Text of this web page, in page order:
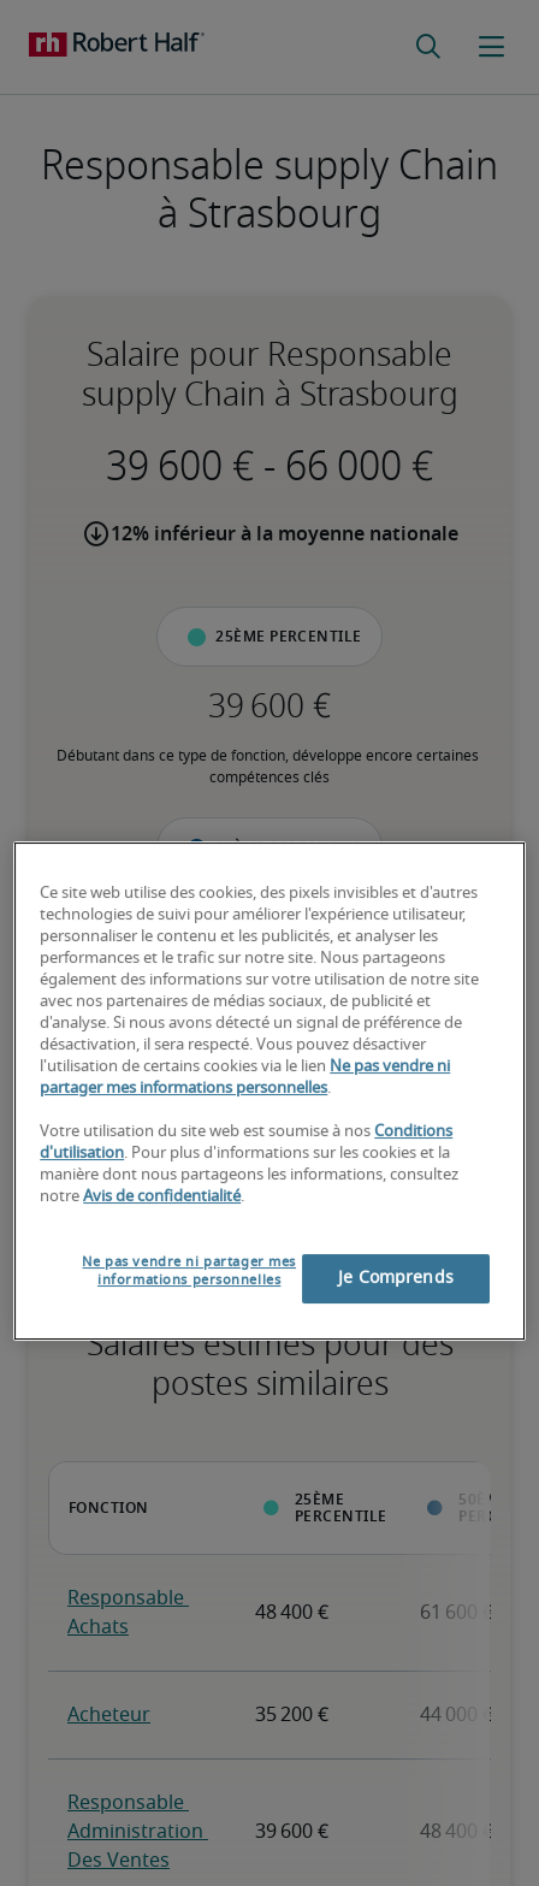
Responsable supply Chain
à Strasbourg
Salaire pour Responsable
supply Chain à Strasbourg
-
12% inférieur à la moyenne nationale
25ème percentile
Débutant dans ce type de fonction, développe encore certaines
compétences clés
50ème percentile
Expérience intermédiaire, possède la plupart des compétences
clés
75ème percentile
Expérience reconnue, possède toutes les compétences clés
Salaires estimés pour des
postes similaires
Ce site web utilise des cookies, des pixels invisibles et d'autres
technologies de suivi pour améliorer l'expérience utilisateur,
personnaliser le contenu et les publicités, et analyser les
performances et le trafic sur notre site. Nous partageons
également des informations sur votre utilisation de notre site
avec nos partenaires de médias sociaux, de publicité et
d'analyse. Si nous avons détecté un signal de préférence de
désactivation, il sera respecté. Vous pouvez désactiver
l'utilisation de certains cookies via le lien Ne pas vendre ni
partager mes informations personnelles.
Votre utilisation du site web est soumise à nosConditions
d'utilisation. Pour plus d'informations sur les cookies et la
manière dont nous partageons les informations, consultez
notreAvis de confidentialité.
Ne pas vendre ni partager mes
informations personnelles
Je Comprends